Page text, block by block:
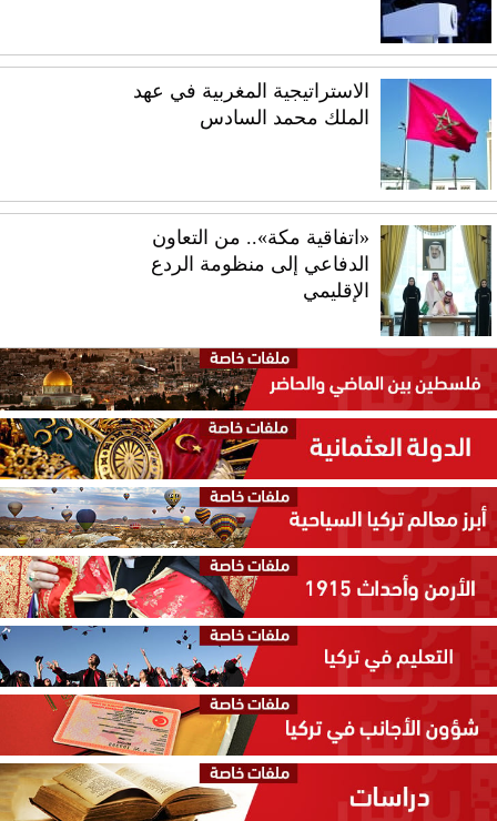
الاستراتيجية المغربية في عهد
الملك محمد السادس
«اتفاقية مكة».. من التعاون
الدفاعي إلى منظومة الردع
الإقليمي